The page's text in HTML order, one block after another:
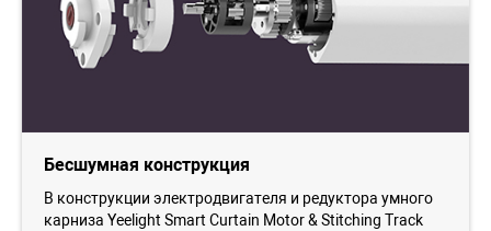
Бесшумная конструкция
В конструкции электродвигателя и редуктора умного
карниза Yeelight Smart Curtain Motor & Stitching Track